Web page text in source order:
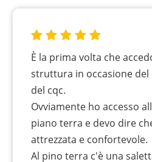
È la prima volta che
struttura in occasione
del cqc.
Ovviamente ho accesso
piano terra e devo dire
attrezzata e confortevole.
Al pino terra c'è una